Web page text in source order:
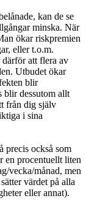
kan de se
minska. När
ökar riskpremien
eller t.o.m.
att flera av
Utbudet ökar
blir
blir dessutom allt
från dig själv
i sina
precis också som
en procentuellt liten
vecka/månad, men
värdet på alla
eller annat).